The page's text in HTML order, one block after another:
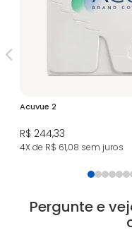
Acuvue 2
R$ 244,33
4X de R$ 61,08 sem juros
Pergunte e